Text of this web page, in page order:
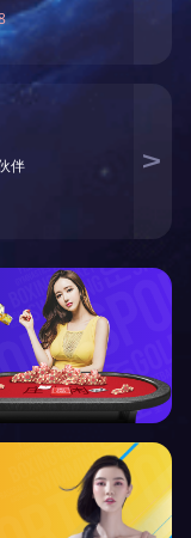
关于我们
公司简介